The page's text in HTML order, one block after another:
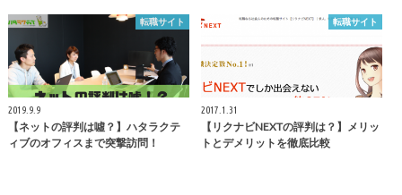
転職サイト
2019.9.9
【ネットの評判は噓？】ハタラクテ
ィブのオフィスまで突撃訪問！
転職サイト
2017.1.31
【リクナビNEXTの評判は？】メリッ
トとデメリットを徹底比較